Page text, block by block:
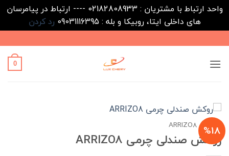
واحد ارتباط با مشتریان : 02182808933 ---- ارتباط در پیامرسان
های داخلی ایتا، روبیکا و بله : 09031116395
رد کردن
to
content
0
%18
خانه /
ARRIZO8
روکش صندلی چرمی ARRIZO8